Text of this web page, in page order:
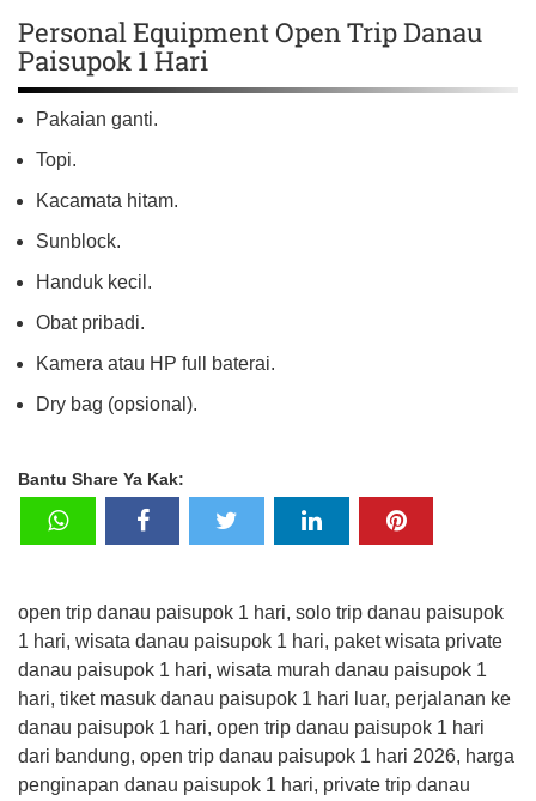
Personal Equipment Open Trip Danau
Paisupok 1 Hari
Pakaian ganti.
Topi.
Kacamata hitam.
Sunblock.
Handuk kecil.
Obat pribadi.
Kamera atau HP full baterai.
Dry bag (opsional).
Bantu Share Ya Kak:
open trip danau paisupok 1 hari, solo trip danau paisupok
1 hari, wisata danau paisupok 1 hari, paket wisata private
danau paisupok 1 hari, wisata murah danau paisupok 1
hari, tiket masuk danau paisupok 1 hari luar, perjalanan ke
danau paisupok 1 hari, open trip danau paisupok 1 hari
dari bandung, open trip danau paisupok 1 hari 2026, harga
penginapan danau paisupok 1 hari, private trip danau